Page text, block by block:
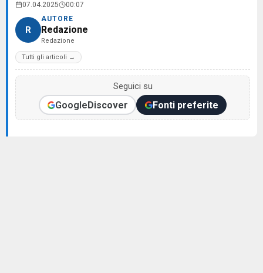
07.04.2025 00:07
R
AUTORE
Redazione
Redazione
Tutti gli articoli →
Seguici su
GoogleDiscover Fonti preferite